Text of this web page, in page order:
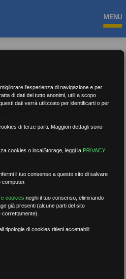
MENU
l'esperienza di navigazione e per
di dati del tutto anonimi, utili a scopo
dati verrà utilizzato per identificarti o per
di terze parti. Maggiori dettagli sono
cookies o localStorage, leggi la PRIVACY
il tuo consenso a questo sito di salvare
computer.
cookies neghi il tuo consenso, eliminando
già presenti (alcune parti del sito
tipologie di cookies ritieni accettabili: